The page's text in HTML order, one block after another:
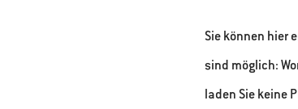
Sie können hier
sind möglich:
laden Sie keine